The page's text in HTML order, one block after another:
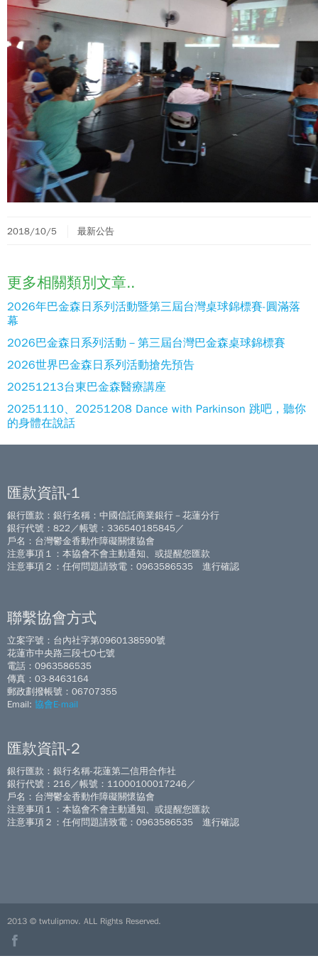
2018/10/5 最新公告
更多相關類別文章..
2026年巴金森日系列活動暨第三屆台灣桌球錦標賽-圓滿落
幕
2026巴金森日系列活動－第三屆台灣巴金森桌球錦標賽
2026世界巴金森日系列活動搶先預告
20251213台東巴金森醫療講座
20251110、20251208 Dance with Parkinson 跳吧，聽你
的身體在說話
匯款資訊-1
銀行匯款：銀行名稱：中國信託商業銀行－花蓮分行
銀行代號：822／帳號：336540185845／
戶名：台灣鬱金香動作障礙關懷協會
注意事項１：本協會不會主動通知、或提醒您匯款
注意事項２：任何問題請致電：0963586535 進行確認
聯繫協會方式
立案字號：台內社字第0960138590號
花蓮市中央路三段七O七號
電話：0963586535
傳真：03-8463164
郵政劃撥帳號：06707355
Email: 協會E-mail
匯款資訊-2
銀行匯款：銀行名稱-花蓮第二信用合作社
銀行代號：216／帳號：11000100017246／
戶名：台灣鬱金香動作障礙關懷協會
注意事項１：本協會不會主動通知、或提醒您匯款
注意事項２：任何問題請致電：0963586535 進行確認
2013 © twtulipmov. ALL Rights Reserved.